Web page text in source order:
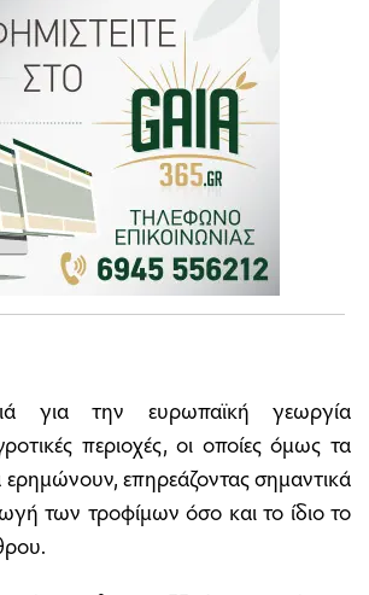
για την ευρωπαϊκή γεωργία
περιοχές, οι οποίες όμως τα
ερημώνουν, επηρεάζοντας σημαντικά
των τροφίμων όσο και το ίδιο το